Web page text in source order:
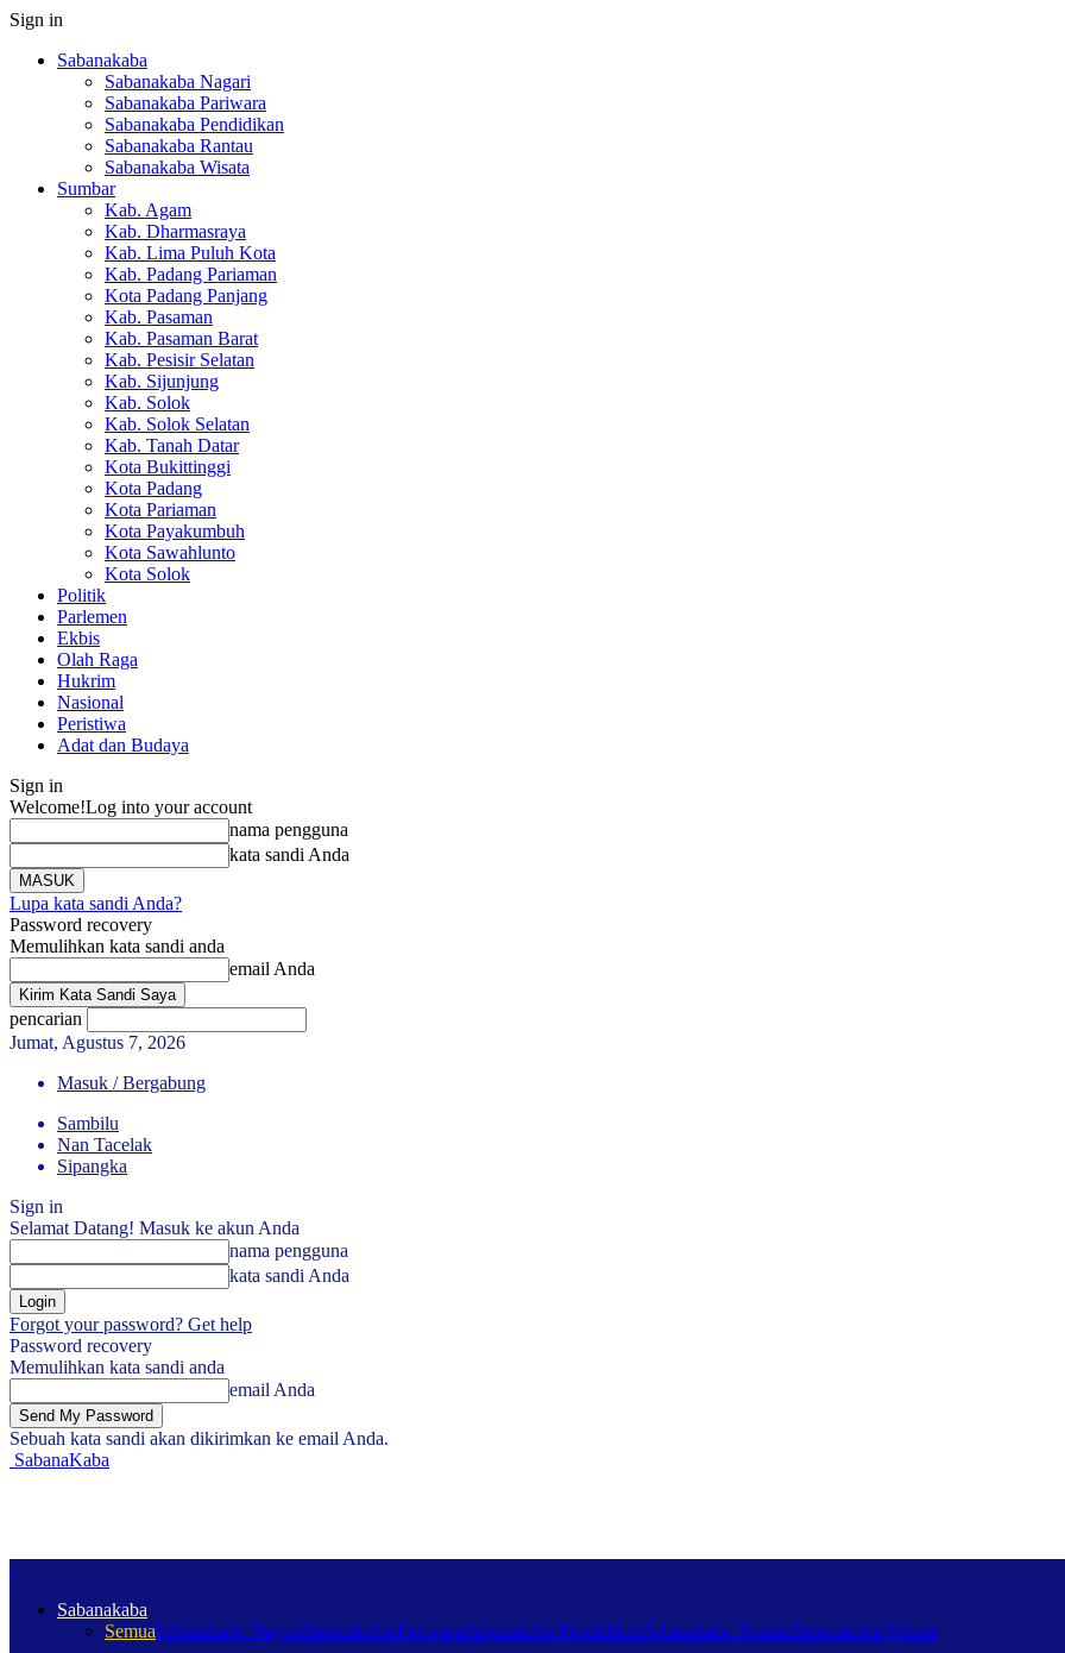
Sign in
Sabanakaba
Sabanakaba Nagari
Sabanakaba Pariwara
Sabanakaba Pendidikan
Sabanakaba Rantau
Sabanakaba Wisata
Sumbar
Kab. Agam
Kab. Dharmasraya
Kab. Lima Puluh Kota
Kab. Padang Pariaman
Kota Padang Panjang
Kab. Pasaman
Kab. Pasaman Barat
Kab. Pesisir Selatan
Kab. Sijunjung
Kab. Solok
Kab. Solok Selatan
Kab. Tanah Datar
Kota Bukittinggi
Kota Padang
Kota Pariaman
Kota Payakumbuh
Kota Sawahlunto
Kota Solok
Politik
Parlemen
Ekbis
Olah Raga
Hukrim
Nasional
Peristiwa
Adat dan Budaya
Sign in
Welcome!Log into your account
nama pengguna
kata sandi Anda
Lupa kata sandi Anda?
Password recovery
Memulihkan kata sandi anda
email Anda
pencarian
Jumat, Agustus 7, 2026
Masuk / Bergabung
Sambilu
Nan Tacelak
Sipangka
Sign in
Selamat Datang! Masuk ke akun Anda
nama pengguna
kata sandi Anda
Forgot your password? Get help
Password recovery
Memulihkan kata sandi anda
email Anda
Sebuah kata sandi akan dikirimkan ke email Anda.
SabanaKaba
Sabanakaba
SemuaSabanakaba NagariSabanakaba PariwaraSabanakaba PendidikanSabanakaba RantauSabanakaba Wisata